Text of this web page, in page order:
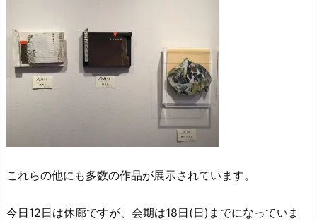
これらの他にも多数の作品が展示されています。
今日12日は休廊ですが、会期は18日(日)までになっていま